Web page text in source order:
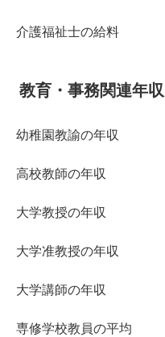
介護福祉士の給料
教育・事務関連年収
幼稚園教諭の年収
高校教師の年収
大学教授の年収
大学准教授の年収
大学講師の年収
専修学校教員の平均